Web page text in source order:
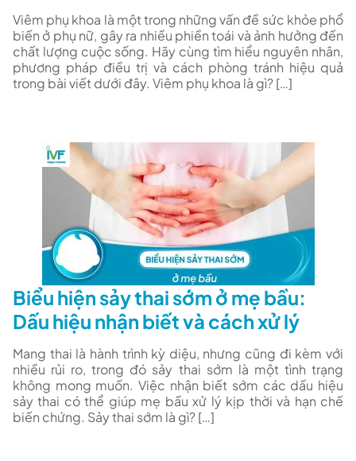
Viêm phụ khoa là một trong những vấn đề sức khỏe phổ
biến ở phụ nữ, gây ra nhiều phiền toái và ảnh hưởng đến
chất lượng cuộc sống. Hãy cùng tìm hiểu nguyên nhân,
phương pháp điều trị và cách phòng tránh hiệu quả
trong bài viết dưới đây. Viêm phụ khoa là gì? […]
Biểu hiện sảy thai sớm ở mẹ bầu:
Dấu hiệu nhận biết và cách xử lý
Mang thai là hành trình kỳ diệu, nhưng cũng đi kèm với
nhiều rủi ro, trong đó sảy thai sớm là một tình trạng
không mong muốn. Việc nhận biết sớm các dấu hiệu
sảy thai có thể giúp mẹ bầu xử lý kịp thời và hạn chế
biến chứng. Sảy thai sớm là gì? […]